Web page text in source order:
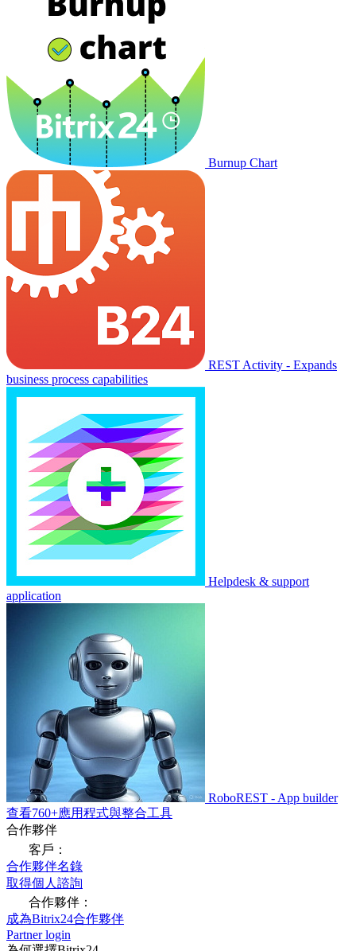
Burnup Chart
REST Activity - Expands
business process capabilities
Helpdesk & support
application
RoboREST - App builder
查看760+應用程式與整合工具
合作夥伴
客戶：
合作夥伴名錄
取得個人諮詢
合作夥伴：
成為Bitrix24合作夥伴
Partner login